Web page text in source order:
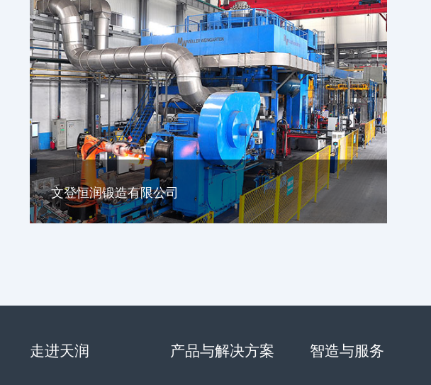
文登恒润锻造有限公司
走进天润 产品与解决方案 智造与服务